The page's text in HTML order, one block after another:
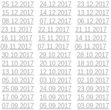
25.12.2017 24.12.2017 23.12.2017
15.12.2017 14.12.2017 13.12.2017
08.12.2017 07.12.2017 06.12.2017
23.11.2017 22.11.2017 21.11.2017
16.11.2017 15.11.2017 14.11.2017
09.11.2017 07.11.2017 06.11.2017
30.10.2017 29.10.2017 28.10.2017
21.10.2017 20.10.2017 18.10.2017
13.10.2017 12.10.2017 11.10.2017
05.10.2017 03.10.2017 02.10.2017
25.09.2017 24.09.2017 23.09.2017
17.09.2017 16.09.2017 15.09.2017
07.09.2017 05.09.2017 03.09.2017